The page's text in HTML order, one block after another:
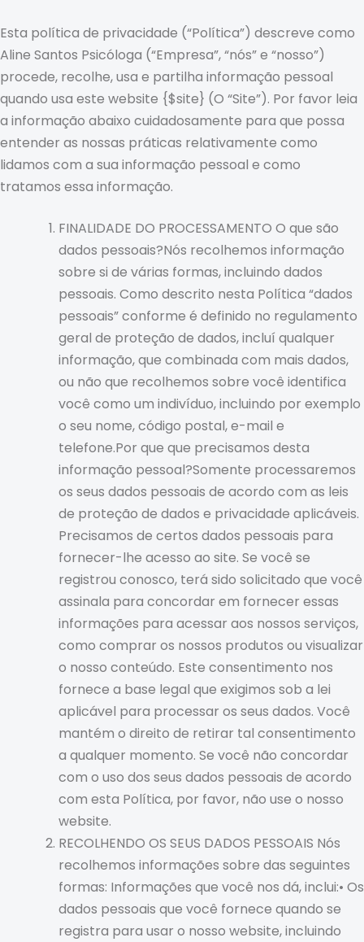
Esta política de privacidade (“Política”) descreve como
Aline Santos Psicóloga (“Empresa”, “nós” e “nosso”)
procede, recolhe, usa e partilha informação pessoal
quando usa este website {$site} (O “Site”). Por favor leia
a informação abaixo cuidadosamente para que possa
entender as nossas práticas relativamente como
lidamos com a sua informação pessoal e como
tratamos essa informação.
FINALIDADE DO PROCESSAMENTO O que são
dados pessoais?Nós recolhemos informação
sobre si de várias formas, incluindo dados
pessoais. Como descrito nesta Política “dados
pessoais” conforme é definido no regulamento
geral de proteção de dados, incluí qualquer
informação, que combinada com mais dados,
ou não que recolhemos sobre você identifica
você como um indivíduo, incluindo por exemplo
o seu nome, código postal, e-mail e
telefone.Por que que precisamos desta
informação pessoal?Somente processaremos
os seus dados pessoais de acordo com as leis
de proteção de dados e privacidade aplicáveis.
Precisamos de certos dados pessoais para
fornecer-lhe acesso ao site. Se você se
registrou conosco, terá sido solicitado que você
assinala para concordar em fornecer essas
informações para acessar aos nossos serviços,
como comprar os nossos produtos ou visualizar
o nosso conteúdo. Este consentimento nos
fornece a base legal que exigimos sob a lei
aplicável para processar os seus dados. Você
mantém o direito de retirar tal consentimento
a qualquer momento. Se você não concordar
com o uso dos seus dados pessoais de acordo
com esta Política, por favor, não use o nosso
website.
RECOLHENDO OS SEUS DADOS PESSOAIS Nós
recolhemos informações sobre das seguintes
formas: Informações que você nos dá, inclui:• Os
dados pessoais que você fornece quando se
registra para usar o nosso website, incluindo